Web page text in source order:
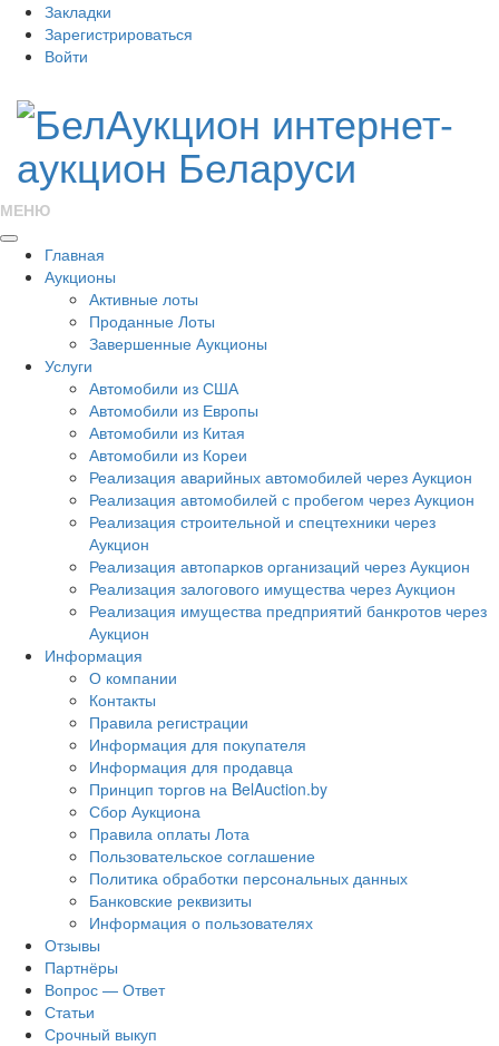
Закладки
Зарегистрироваться
Войти
МЕНЮ
Главная
Аукционы
Активные лоты
Проданные Лоты
Завершенные Аукционы
Услуги
Автомобили из США
Автомобили из Европы
Автомобили из Китая
Автомобили из Кореи
Реализация аварийных автомобилей через Аукцион
Реализация автомобилей с пробегом через Аукцион
Реализация строительной и спецтехники через
Аукцион
Реализация автопарков организаций через Аукцион
Реализация залогового имущества через Аукцион
Реализация имущества предприятий банкротов через
Аукцион
Информация
О компании
Контакты
Правила регистрации
Информация для покупателя
Информация для продавца
Принцип торгов на BelAuction.by
Сбор Аукциона
Правила оплаты Лота
Пользовательское соглашение
Политика обработки персональных данных
Банковские реквизиты
Информация о пользователях
Отзывы
Партнёры
Вопрос — Ответ
Статьи
Срочный выкуп